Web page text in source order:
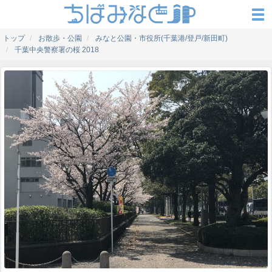
トップ お散歩・公園
みなと公園・市役所(千葉港/登戸/新田町)
千葉中央警察署の桜 2018